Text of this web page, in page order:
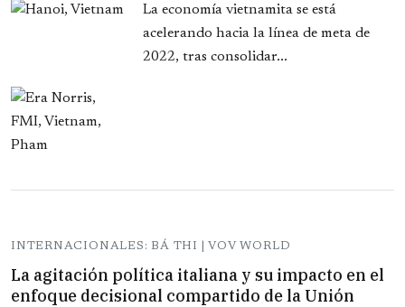
La economía vietnamita se está
acelerando hacia la línea de meta de
2022, tras consolidar...
INTERNACIONALES: BÁ THI | VOV WORLD
La agitación política italiana y su impacto en el
enfoque decisional compartido de la Unión